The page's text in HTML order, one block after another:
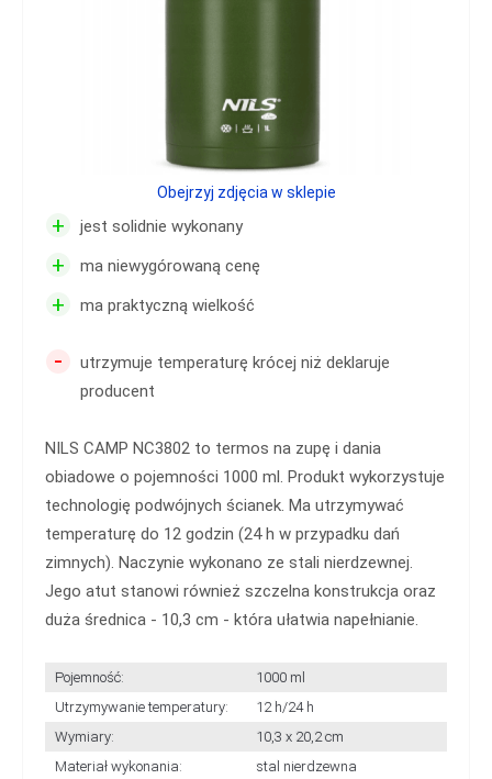
+ jest solidnie wykonany
+ ma niewygórowaną cenę
+ ma praktyczną wielkość
-
utrzymuje temperaturę krócej niż deklaruje
producent
NILS CAMP NC3802 to termos na zupę i dania
obiadowe o pojemności 1000 ml. Produkt wykorzystuje
technologię podwójnych ścianek. Ma utrzymywać
temperaturę do 12 godzin (24 h w przypadku dań
zimnych). Naczynie wykonano ze stali nierdzewnej.
Jego atut stanowi również szczelna konstrukcja oraz
duża średnica - 10,3 cm - która ułatwia napełnianie.
Pojemność:
1000 ml
Utrzymywanie temperatury:
12 h/24 h
Wymiary:
10,3 x 20,2 cm
Materiał wykonania:
stal nierdzewna
Obejrzyj zdjęcia w sklepie